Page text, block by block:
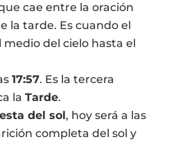
cae entre la oración
la tarde. Es cuando el
medio del cielo hasta el
17:57. Es la tercera
la Tarde.
del sol, hoy será a las
completa del sol y